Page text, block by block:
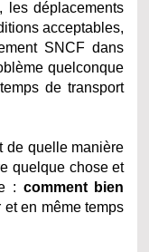
les déplacements
acceptables,
SNCF dans
quelconque
de transport
de quelle manière
quelque chose et
: comment bien
et en même temps